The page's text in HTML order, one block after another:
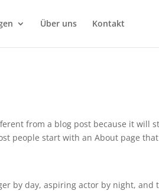
Über uns Kontakt
from a blog post because it will
people start with an About page
by day, aspiring actor by night,